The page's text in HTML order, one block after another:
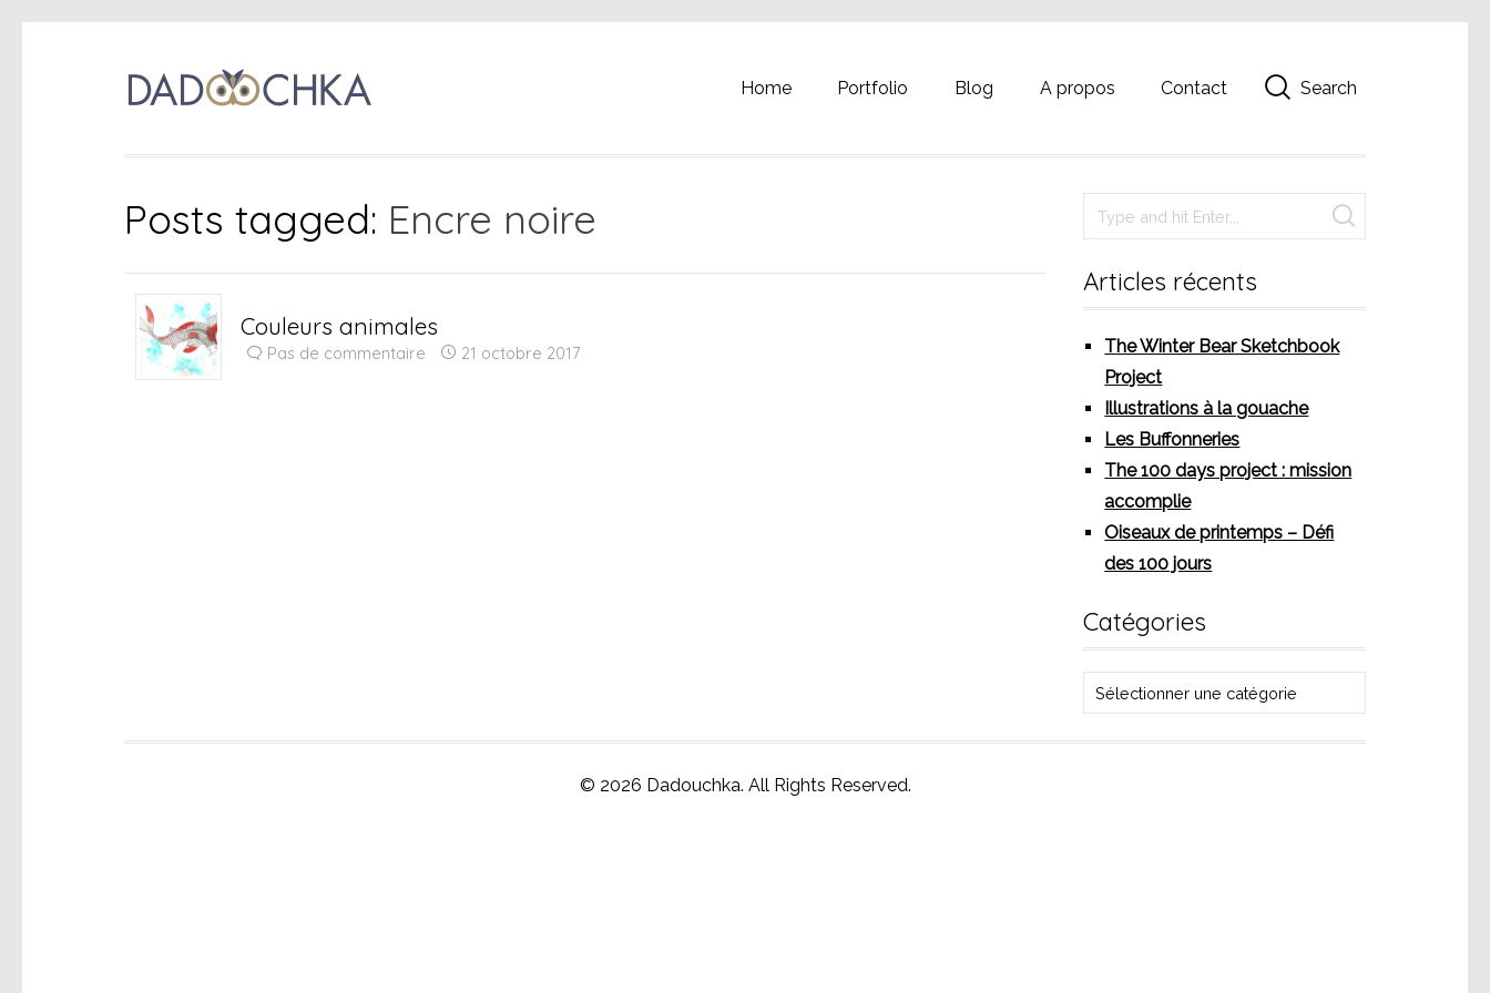
Search
Home Portfolio Blog A propos Contact
Posts tagged: Encre noire
Couleurs animales
Pas de commentaire 21 octobre 2017
Articles récents
The Winter Bear Sketchbook
Project
Illustrations à la gouache
Les Buffonneries
The 100 days project : mission
accomplie
Oiseaux de printemps – Défi
des 100 jours
Catégories
Catégories
© 2026 Dadouchka. All Rights Reserved.